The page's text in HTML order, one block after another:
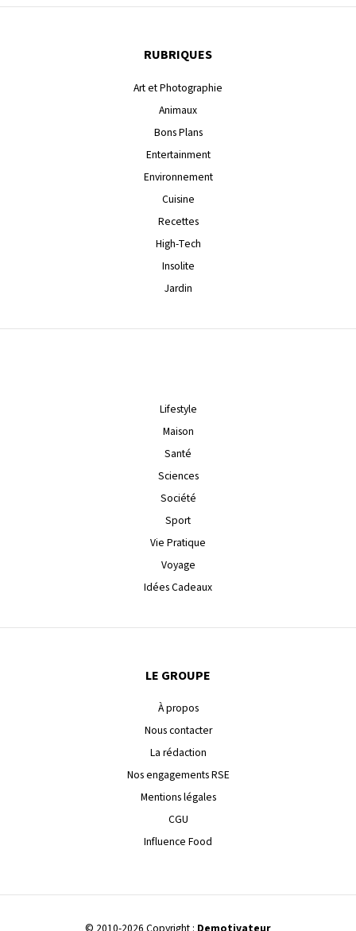
RUBRIQUES
Art et Photographie
Animaux
Bons Plans
Entertainment
Environnement
Cuisine
Recettes
High-Tech
Insolite
Jardin
Lifestyle
Maison
Santé
Sciences
Société
Sport
Vie Pratique
Voyage
Idées Cadeaux
LE GROUPE
À propos
Nous contacter
La rédaction
Nos engagements RSE
Mentions légales
CGU
Influence Food